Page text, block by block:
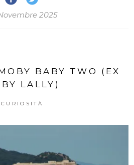
2025
BABY TWO (EX
LALLY)
CURIOSITÀ